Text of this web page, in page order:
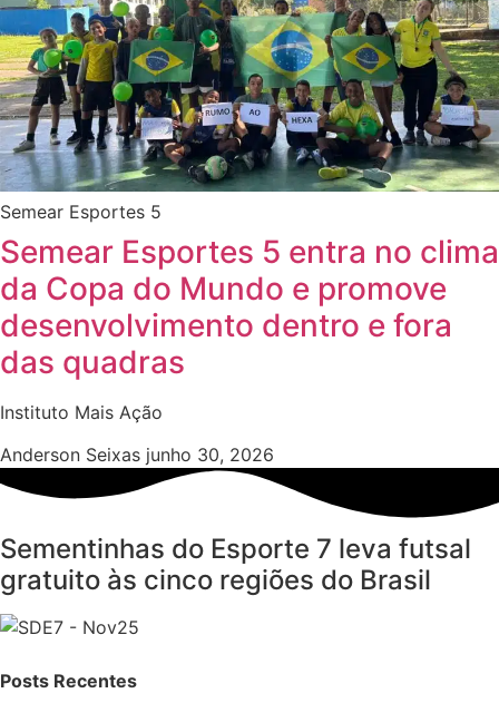
Semear Esportes 5
Semear Esportes 5 entra no clima
da Copa do Mundo e promove
desenvolvimento dentro e fora
das quadras
Instituto Mais Ação
Anderson Seixas junho 30, 2026
Sementinhas do Esporte 7 leva futsal
gratuito às cinco regiões do Brasil
Posts Recentes